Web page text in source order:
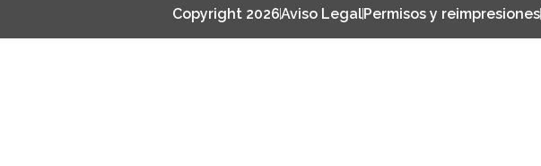
Copyright 2026Aviso LegalPermisos y reimpresiones